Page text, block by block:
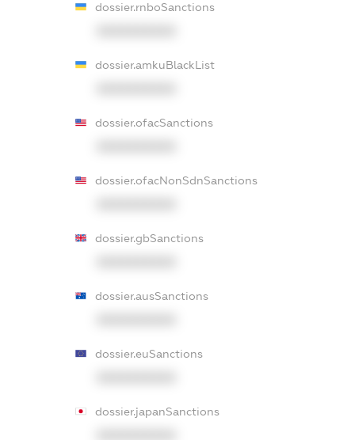
dossier.rnboSanctions
dossier.amkuBlackList
dossier.ofacSanctions
dossier.ofacNonSdnSanctions
dossier.gbSanctions
dossier.ausSanctions
dossier.euSanctions
dossier.japanSanctions